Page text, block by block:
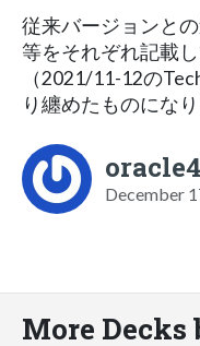
従来バージョンと
等をそれぞれ記載し
（2021/11-12の
り纏めたものになり
December
More